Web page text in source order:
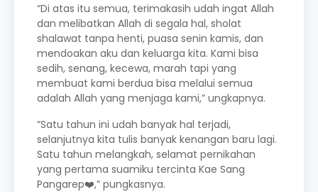
“Di atas itu semua, terimakasih udah ingat Allah
dan melibatkan Allah di segala hal, sholat
shalawat tanpa henti, puasa senin kamis, dan
mendoakan aku dan keluarga kita. Kami bisa
sedih, senang, kecewa, marah tapi yang
membuat kami berdua bisa melalui semua
adalah Allah yang menjaga kami,” ungkapnya.
“Satu tahun ini udah banyak hal terjadi,
selanjutnya kita tulis banyak kenangan baru lagi.
Satu tahun melangkah, selamat pernikahan
yang pertama suamiku tercinta Kae Sang
Pangarep❤️,” pungkasnya.